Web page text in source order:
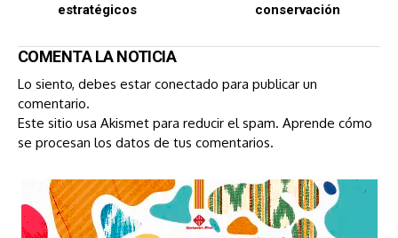
estratégicos
conservación
COMENTA LA NOTICIA
Lo siento, debes estar conectado para publicar un
comentario.
Este sitio usa Akismet para reducir el spam. Aprende cómo
se procesan los datos de tus comentarios.